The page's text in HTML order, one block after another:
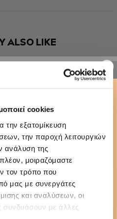
cookies
την εξατομίκευση
την παροχή λειτουργιών
ανάλυση της
μοιραζόμαστε
τον τρόπο που
μας με συνεργάτες
και αναλύσεων, οι
συνδυάσουν με άλλες
ALSO LIKE
-20%